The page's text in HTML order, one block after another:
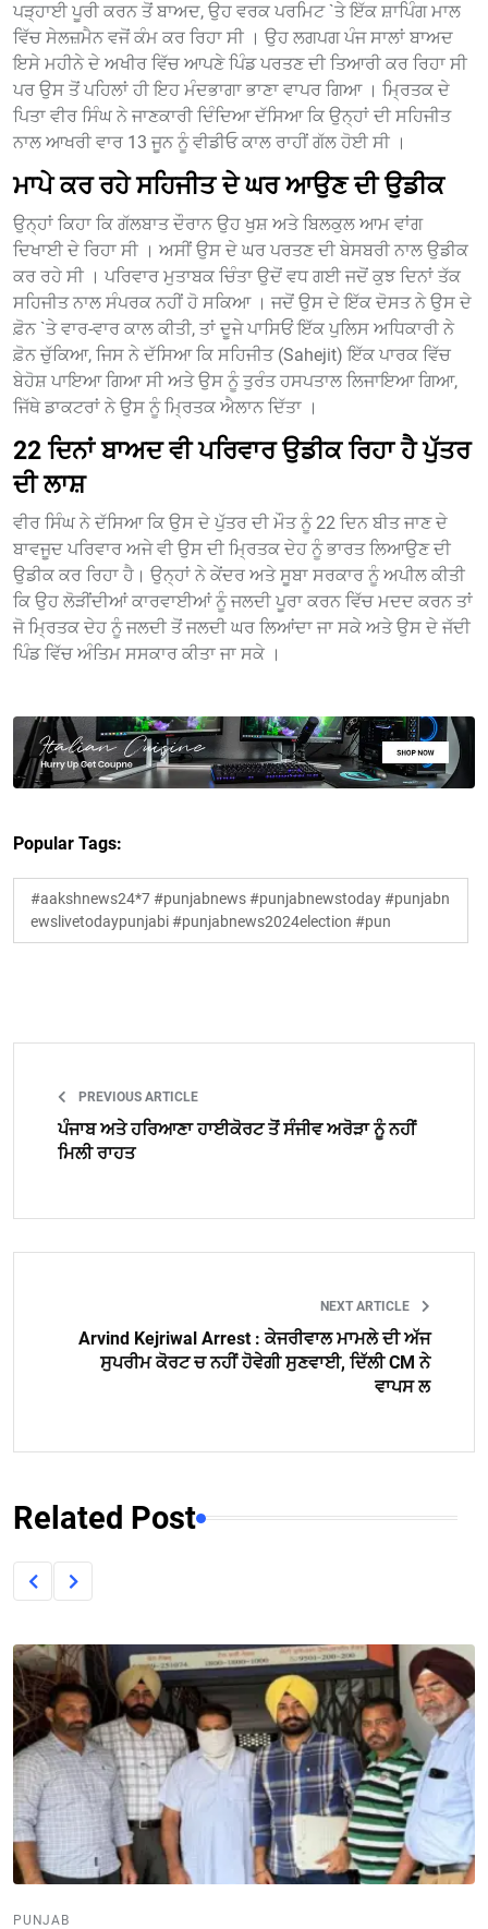
ਪੜ੍ਹਾਈ ਪੂਰੀ ਕਰਨ ਤੋਂ ਬਾਅਦ, ਉਹ ਵਰਕ ਪਰਮਿਟ `ਤੇ ਇੱਕ ਸ਼ਾਪਿੰਗ ਮਾਲ
ਵਿੱਚ ਸੇਲਜ਼ਮੈਨ ਵਜੋਂ ਕੰਮ ਕਰ ਰਿਹਾ ਸੀ । ਉਹ ਲਗਪਗ ਪੰਜ ਸਾਲਾਂ ਬਾਅਦ
ਇਸੇ ਮਹੀਨੇ ਦੇ ਅਖੀਰ ਵਿੱਚ ਆਪਣੇ ਪਿੰਡ ਪਰਤਣ ਦੀ ਤਿਆਰੀ ਕਰ ਰਿਹਾ ਸੀ
ਪਰ ਉਸ ਤੋਂ ਪਹਿਲਾਂ ਹੀ ਇਹ ਮੰਦਭਾਗਾ ਭਾਣਾ ਵਾਪਰ ਗਿਆ । ਮ੍ਰਿਤਕ ਦੇ
ਪਿਤਾ ਵੀਰ ਸਿੰਘ ਨੇ ਜਾਣਕਾਰੀ ਦਿੰਦਿਆ ਦੱਸਿਆ ਕਿ ਉਨ੍ਹਾਂ ਦੀ ਸਹਿਜੀਤ
ਨਾਲ ਆਖਰੀ ਵਾਰ 13 ਜੂਨ ਨੂੰ ਵੀਡੀਓ ਕਾਲ ਰਾਹੀਂ ਗੱਲ ਹੋਈ ਸੀ ।
ਮਾਪੇ ਕਰ ਰਹੇ ਸਹਿਜੀਤ ਦੇ ਘਰ ਆਉਣ ਦੀ ਉਡੀਕ
ਉਨ੍ਹਾਂ ਕਿਹਾ ਕਿ ਗੱਲਬਾਤ ਦੌਰਾਨ ਉਹ ਖੁਸ਼ ਅਤੇ ਬਿਲਕੁਲ ਆਮ ਵਾਂਗ
ਦਿਖਾਈ ਦੇ ਰਿਹਾ ਸੀ । ਅਸੀਂ ਉਸ ਦੇ ਘਰ ਪਰਤਣ ਦੀ ਬੇਸਬਰੀ ਨਾਲ ਉਡੀਕ
ਕਰ ਰਹੇ ਸੀ । ਪਰਿਵਾਰ ਮੁਤਾਬਕ ਚਿੰਤਾ ਉਦੋਂ ਵਧ ਗਈ ਜਦੋਂ ਕੁਝ ਦਿਨਾਂ ਤੱਕ
ਸਹਿਜੀਤ ਨਾਲ ਸੰਪਰਕ ਨਹੀਂ ਹੋ ਸਕਿਆ । ਜਦੋਂ ਉਸ ਦੇ ਇੱਕ ਦੋਸਤ ਨੇ ਉਸ ਦੇ
ਫ਼ੋਨ `ਤੇ ਵਾਰ-ਵਾਰ ਕਾਲ ਕੀਤੀ, ਤਾਂ ਦੂਜੇ ਪਾਸਿਓਂ ਇੱਕ ਪੁਲਿਸ ਅਧਿਕਾਰੀ ਨੇ
ਫ਼ੋਨ ਚੁੱਕਿਆ, ਜਿਸ ਨੇ ਦੱਸਿਆ ਕਿ ਸਹਿਜੀਤ (Sahejit) ਇੱਕ ਪਾਰਕ ਵਿੱਚ
ਬੇਹੋਸ਼ ਪਾਇਆ ਗਿਆ ਸੀ ਅਤੇ ਉਸ ਨੂੰ ਤੁਰੰਤ ਹਸਪਤਾਲ ਲਿਜਾਇਆ ਗਿਆ,
ਜਿੱਥੇ ਡਾਕਟਰਾਂ ਨੇ ਉਸ ਨੂੰ ਮ੍ਰਿਤਕ ਐਲਾਨ ਦਿੱਤਾ ।
22 ਦਿਨਾਂ ਬਾਅਦ ਵੀ ਪਰਿਵਾਰ ਉਡੀਕ ਰਿਹਾ ਹੈ ਪੁੱਤਰ
ਦੀ ਲਾਸ਼
ਵੀਰ ਸਿੰਘ ਨੇ ਦੱਸਿਆ ਕਿ ਉਸ ਦੇ ਪੁੱਤਰ ਦੀ ਮੌਤ ਨੂੰ 22 ਦਿਨ ਬੀਤ ਜਾਣ ਦੇ
ਬਾਵਜੂਦ ਪਰਿਵਾਰ ਅਜੇ ਵੀ ਉਸ ਦੀ ਮ੍ਰਿਤਕ ਦੇਹ ਨੂੰ ਭਾਰਤ ਲਿਆਉਣ ਦੀ
ਉਡੀਕ ਕਰ ਰਿਹਾ ਹੈ। ਉਨ੍ਹਾਂ ਨੇ ਕੇਂਦਰ ਅਤੇ ਸੂਬਾ ਸਰਕਾਰ ਨੂੰ ਅਪੀਲ ਕੀਤੀ
ਕਿ ਉਹ ਲੋੜੀਂਦੀਆਂ ਕਾਰਵਾਈਆਂ ਨੂੰ ਜਲਦੀ ਪੂਰਾ ਕਰਨ ਵਿੱਚ ਮਦਦ ਕਰਨ ਤਾਂ
ਜੋ ਮ੍ਰਿਤਕ ਦੇਹ ਨੂੰ ਜਲਦੀ ਤੋਂ ਜਲਦੀ ਘਰ ਲਿਆਂਦਾ ਜਾ ਸਕੇ ਅਤੇ ਉਸ ਦੇ ਜੱਦੀ
ਪਿੰਡ ਵਿੱਚ ਅੰਤਿਮ ਸਸਕਾਰ ਕੀਤਾ ਜਾ ਸਕੇ ।
Popular Tags:
#aakshnews24*7 #punjabnews #punjabnewstoday #punjabn
ewslivetodaypunjabi #punjabnews2024election #pun
PREVIOUS ARTICLE
ਪੰਜਾਬ ਅਤੇ ਹਰਿਆਣਾ ਹਾਈਕੋਰਟ ਤੋਂ ਸੰਜੀਵ ਅਰੋੜਾ ਨੂੰ ਨਹੀਂ
ਮਿਲੀ ਰਾਹਤ
NEXT ARTICLE
Arvind Kejriwal Arrest : ਕੇਜਰੀਵਾਲ ਮਾਮਲੇ ਦੀ ਅੱਜ
ਸੁਪਰੀਮ ਕੋਰਟ ਚ ਨਹੀਂ ਹੋਵੇਗੀ ਸੁਣਵਾਈ, ਦਿੱਲੀ CM ਨੇ
ਵਾਪਸ ਲ
Related Post
PUNJAB